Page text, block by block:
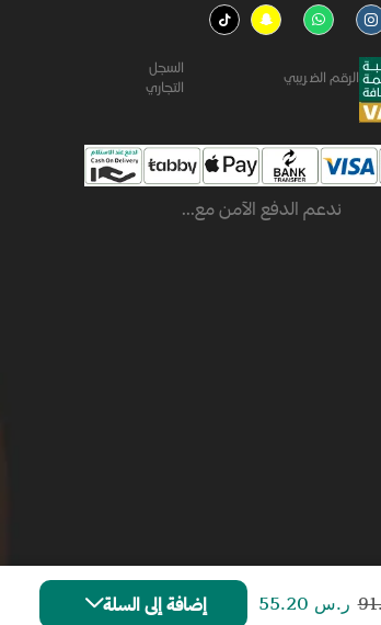
ر.س إضافة إلى السلة
الرقم الضريبي
السجل
التجاري
ندعم الدفع الآمن مع...